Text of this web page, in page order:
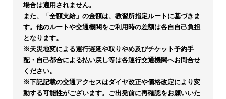
場合は適用されません。
また、「全額支給」の金額は、教習所指定ルートに基づきま
す。他のルートや交通機関をご利用時の差額は各自自己負担
となります。
※天災地変による運行遅延や取りやめ及びチケット予約手
配・自己都合による払い戻し等は各運行交通機関へお問合せ
ください。
※下記記載の交通アクセスはダイヤ改正や価格改定により変
動する可能性がございます。ご出発前に再確認をお願いいた